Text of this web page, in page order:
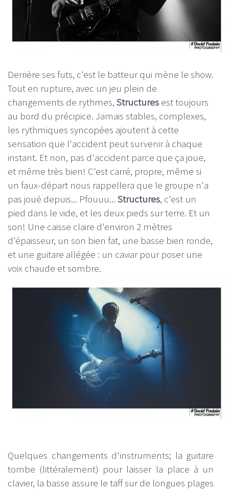
Derrière ses futs, c'est le batteur qui mène le show.
Tout en rupture, avec un jeu plein de
changements de rythmes, Structures est toujours
au bord du précipice. Jamais stables, complexes,
les rythmiques syncopées ajoutent à cette
sensation que l'accident peut survenir à chaque
instant. Et non, pas d'accident parce que ça joue,
et même très bien! C'est carré, propre, même si
un faux-départ nous rappellera que le groupe n'a
pas joué depuis... Pfouuu... Structures, c'est un
pied dans le vide, et les deux pieds sur terre. Et un
son! Une caisse claire d'environ 2 mètres
d'épaisseur, un son bien fat, une basse bien ronde,
et une guitare allégée : un caviar pour poser une
voix chaude et sombre.
Quelques changements d'instruments; la guitare
tombe (littéralement) pour laisser la place à un
clavier, la basse assure le taff sur de longues plages